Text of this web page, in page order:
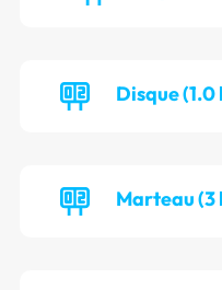
Disque (1.0
Marteau (3